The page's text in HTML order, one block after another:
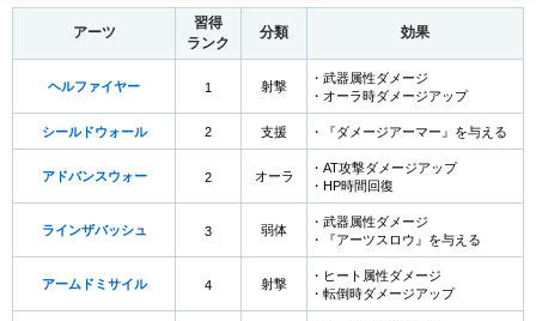
アーツ
習得
ランク
分類 効果
ヘルファイヤー 1 射撃
・武器属性ダメージ
・オーラ時ダメージアップ
シールドウォール 2 支援 ・『ダメージアーマー』を与える
アドバンスウォー 2 オーラ
・AT攻撃ダメージアップ
・HP時間回復
ラインザバッシュ 3 弱体
・武器属性ダメージ
・『アーツスロウ』を与える
アームドミサイル 4 射撃
・ヒート属性ダメージ
・転倒時ダメージアップ